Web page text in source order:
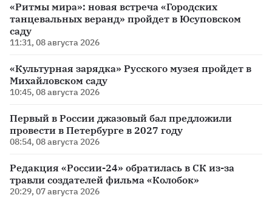
«Ритмы мира»: новая встреча «Городских
танцевальных веранд» пройдет в Юсуповском
саду
11:31, 08 августа 2026
«Культурная зарядка» Русского музея пройдет в
Михайловском саду
10:45, 08 августа 2026
Первый в России джазовый бал предложили
провести в Петербурге в 2027 году
08:54, 08 августа 2026
Редакция «России-24» обратилась в СК из-за
травли создателей фильма «Колобок»
20:29, 07 августа 2026